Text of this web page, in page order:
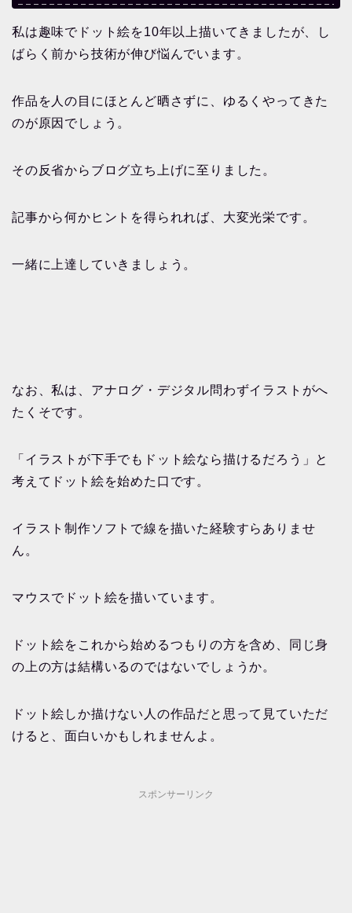
私は趣味でドット絵を10年以上描いてきましたが、し
ばらく前から技術が伸び悩んでいます。
作品を人の目にほとんど晒さずに、ゆるくやってきた
のが原因でしょう。
その反省からブログ立ち上げに至りました。
記事から何かヒントを得られれば、大変光栄です。
一緒に上達していきましょう。
なお、私は、アナログ・デジタル問わずイラストがへ
たくそです。
「イラストが下手でもドット絵なら描けるだろう」と
考えてドット絵を始めた口です。
イラスト制作ソフトで線を描いた経験すらありませ
ん。
マウスでドット絵を描いています。
ドット絵をこれから始めるつもりの方を含め、同じ身
の上の方は結構いるのではないでしょうか。
ドット絵しか描けない人の作品だと思って見ていただ
けると、面白いかもしれませんよ。
スポンサーリンク